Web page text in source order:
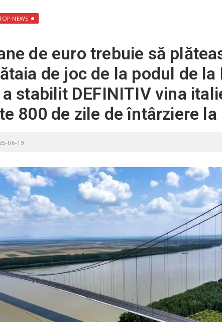
a
i
.
r
o
NEWS
de euro trebuie să
de joc de la podul de la
stabilit DEFINITIV vina
800 de zile de întârziere
06-19